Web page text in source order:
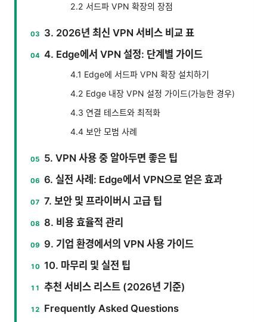
2.2 서드파 VPN 확장의 장점
3. 2026년 최신 VPN 서비스 비교 표
4. Edge에서 VPN 설정: 단계별 가이드
4.1 Edge에 서드파 VPN 확장 설치하기
4.2 Edge 내장 VPN 설정 가이드(가능한 경우)
4.3 연결 테스트와 최적화
4.4 보안 모범 사례
5. VPN 사용 중 알아두면 좋은 팁
6. 실전 사례: Edge에서 VPN으로 얻은 효과
7. 보안 및 프라이버시 고급 팁
8. 비용 효율적 관리
9. 기업 환경에서의 VPN 사용 가이드
10. 마무리 및 실전 팁
추천 서비스 리스트 (2026년 기준)
Frequently Asked Questions